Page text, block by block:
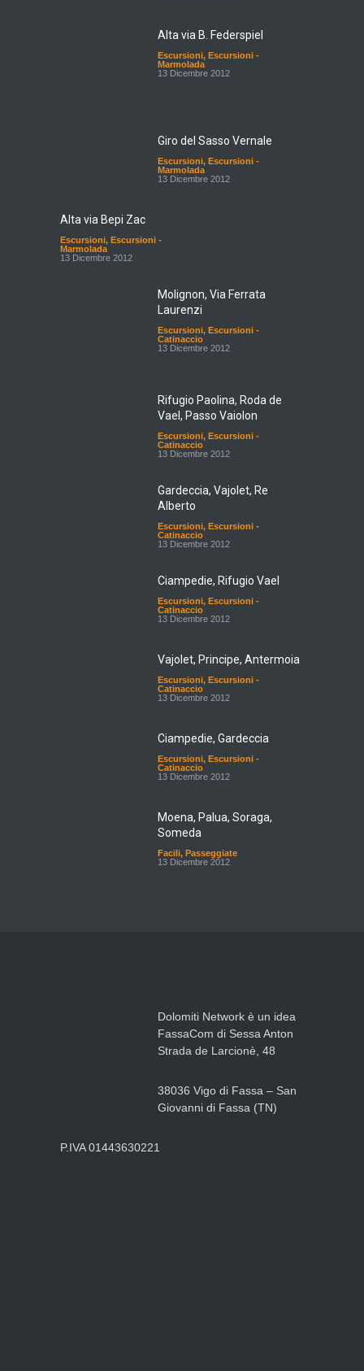
Alta via B. Federspiel
Escursioni, Escursioni -
Marmolada
13 Dicembre 2012
Giro del Sasso Vernale
Escursioni, Escursioni -
Marmolada
13 Dicembre 2012
Alta via Bepi Zac
Escursioni, Escursioni -
Marmolada
13 Dicembre 2012
Molignon, Via Ferrata
Laurenzi
Escursioni, Escursioni -
Catinaccio
13 Dicembre 2012
Rifugio Paolina, Roda de
Vael, Passo Vaiolon
Escursioni, Escursioni -
Catinaccio
13 Dicembre 2012
Gardeccia, Vajolet, Re
Alberto
Escursioni, Escursioni -
Catinaccio
13 Dicembre 2012
Ciampedie, Rifugio Vael
Escursioni, Escursioni -
Catinaccio
13 Dicembre 2012
Vajolet, Principe, Antermoia
Escursioni, Escursioni -
Catinaccio
13 Dicembre 2012
Ciampedie, Gardeccia
Escursioni, Escursioni -
Catinaccio
13 Dicembre 2012
Moena, Palua, Soraga,
Someda
Facili, Passeggiate
13 Dicembre 2012
Dolomiti Network è un idea
FassaCom di Sessa Anton
Strada de Larcionè, 48
38036 Vigo di Fassa – San
Giovanni di Fassa (TN)
P.IVA 01443630221